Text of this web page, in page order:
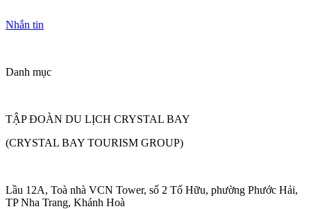
Nhắn tin
Danh mục
TẬP ĐOÀN DU LỊCH CRYSTAL BAY
(CRYSTAL BAY TOURISM GROUP)
Lầu 12A, Toà nhà VCN Tower, số 2 Tố Hữu, phường Phước Hải,
TP Nha Trang, Khánh Hoà